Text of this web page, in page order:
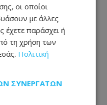
Zizka,
DARA,
οι οποίοι
με άλλες
έχετε παράσχει ή
τη χρήση των
Πολιτική
ΣΥΝΕΡΓΑΤΏΝ